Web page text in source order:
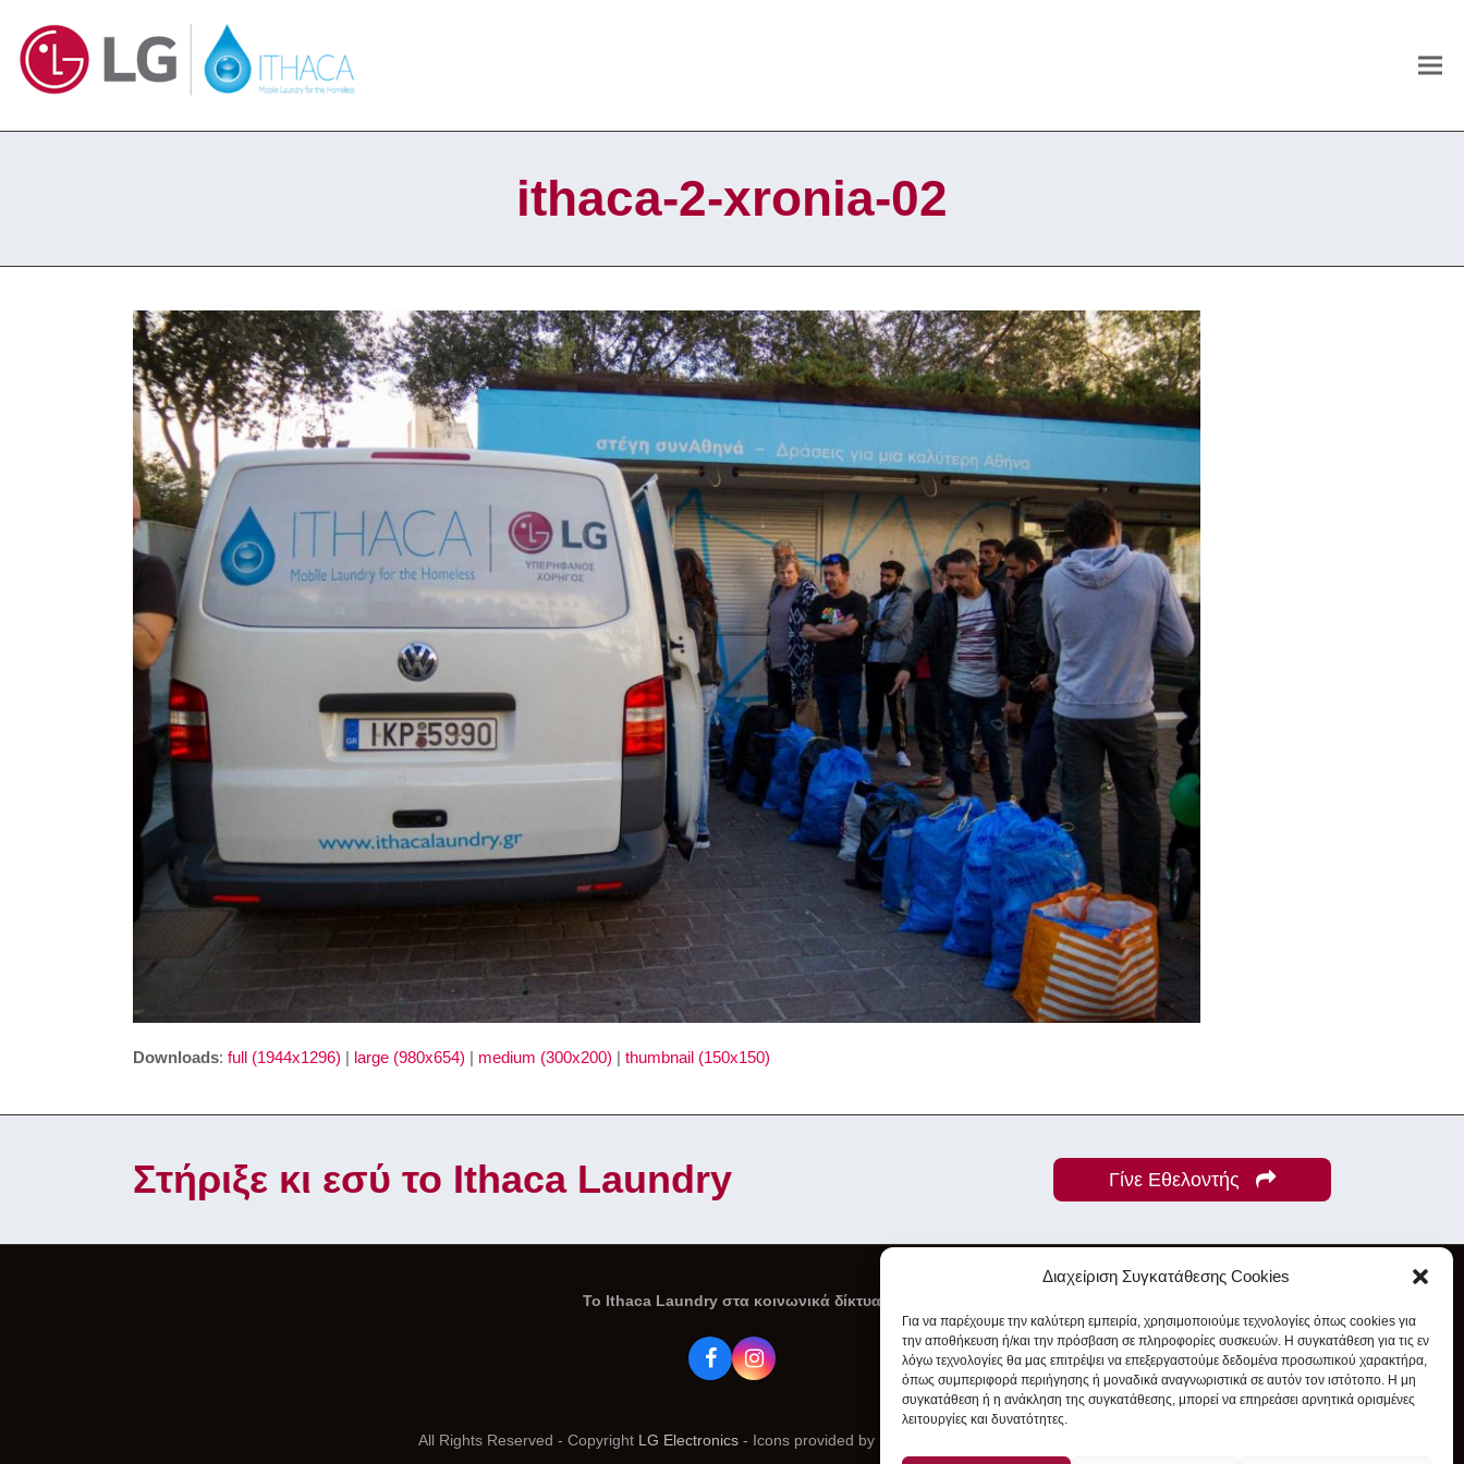
Διαχείριση Συγκατάθεσης Cookies
Για να παρέχουμε την καλύτερη εμπειρία, χρησιμοποιούμε τεχνολογίες όπως cookies για
την αποθήκευση ή/και την πρόσβαση σε πληροφορίες συσκευών. Η συγκατάθεση για τις εν
λόγω τεχνολογίες θα μας επιτρέψει να επεξεργαστούμε δεδομένα προσωπικού χαρακτήρα,
όπως συμπεριφορά περιήγησης ή μοναδικά αναγνωριστικά σε αυτόν τον ιστότοπο. Η μη
συγκατάθεση ή η ανάκληση της συγκατάθεσης, μπορεί να επηρεάσει αρνητικά ορισμένες
λειτουργίες και δυνατότητες.
ithaca-2-xronia-02
Downloads: full (1944x1296) | large (980x654) | medium (300x200) | thumbnail (150x150)
Στήριξε κι εσύ το Ithaca Laundry Γίνε Εθελοντής
To Ithaca Laundry στα κοινωνικά δίκτυα
FacebookInstagram
All Rights Reserved - Copyright LG Electronics - Icons provided by